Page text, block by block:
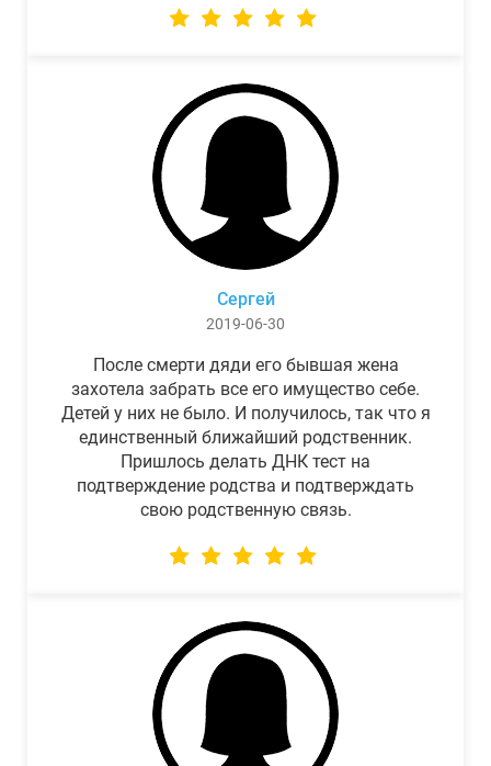
Сергей
2019-06-30
После смерти дяди его бывшая жена
захотела забрать все его имущество себе.
Детей у них не было. И получилось, так что я
единственный ближайший родственник.
Пришлось делать ДНК тест на
подтверждение родства и подтверждать
свою родственную связь.